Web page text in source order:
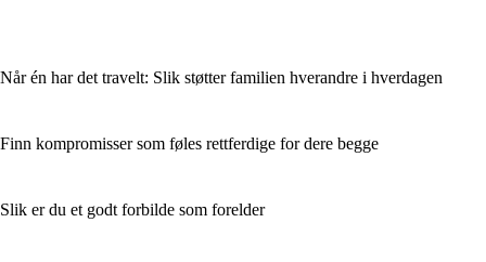
Når én har det travelt: Slik støtter familien hverandre i hverdagen
Finn kompromisser som føles rettferdige for dere begge
Slik er du et godt forbilde som forelder